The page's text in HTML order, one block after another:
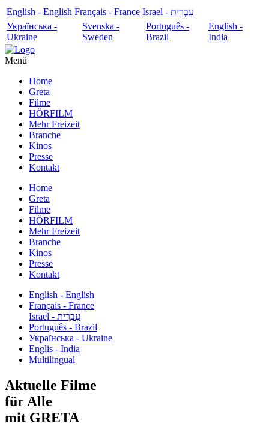
English - English Français - France
עִבְרִית - Israel
Українська -
Ukraine
Svenska -
Sweden
Português -
Brazil
English -
India
Menü
Home
Greta
Filme
HÖRFILM
Mehr Freizeit
Branche
Kinos
Presse
Kontakt
Home
Greta
Filme
HÖRFILM
Mehr Freizeit
Branche
Kinos
Presse
Kontakt
English - English
Français - France
עִבְרִית - Israel
Português - Brazil
Українська - Ukraine
Englis - India
Multilingual
Aktuelle Filme
für Alle
mit GRETA